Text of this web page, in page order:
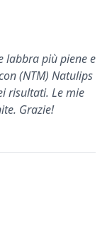
labbra più piene e
(NTM) Natulips
risultati. Le mie
Grazie!